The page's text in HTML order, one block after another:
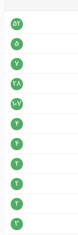
52
5
7
28
107
4
4
2
2
2
3